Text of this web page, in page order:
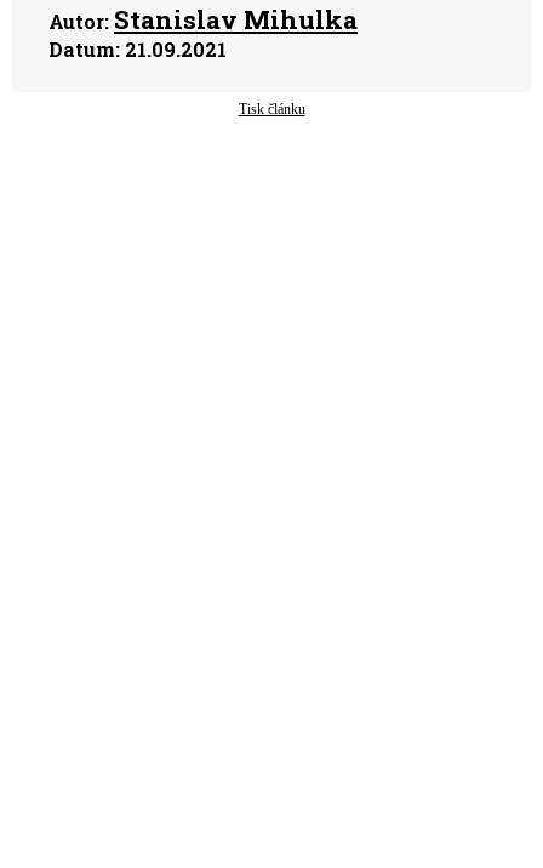
Autor: Stanislav Mihulka
Datum: 21.09.2021
Tisk článku